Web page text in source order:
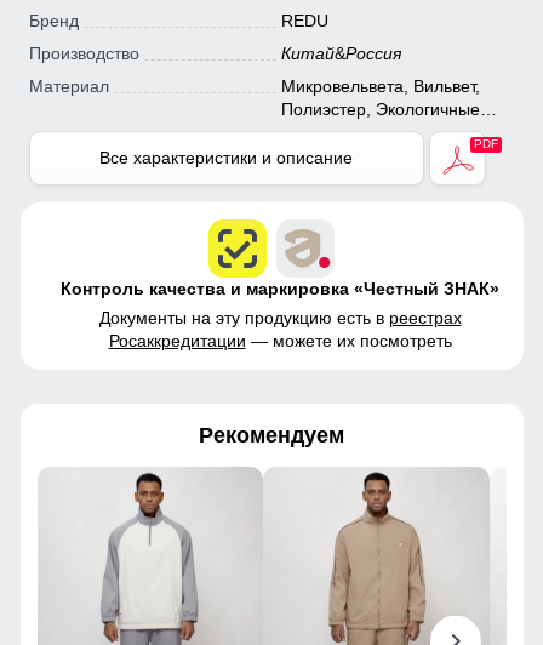
Бренд
REDU
Производство
Китай&Россия
Материал
Микровельвета, Вильвет,
Полиэстер, Экологичные
материалы
Все характеристики и описание
Контроль качества и маркировка «Честный ЗНАК»
Документы на эту продукцию есть в реестрах
Росаккредитации — можете их посмотреть
Рекомендуем